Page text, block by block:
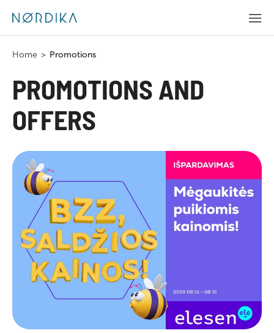
Home > Promotions
PROMOTIONS AND
OFFERS